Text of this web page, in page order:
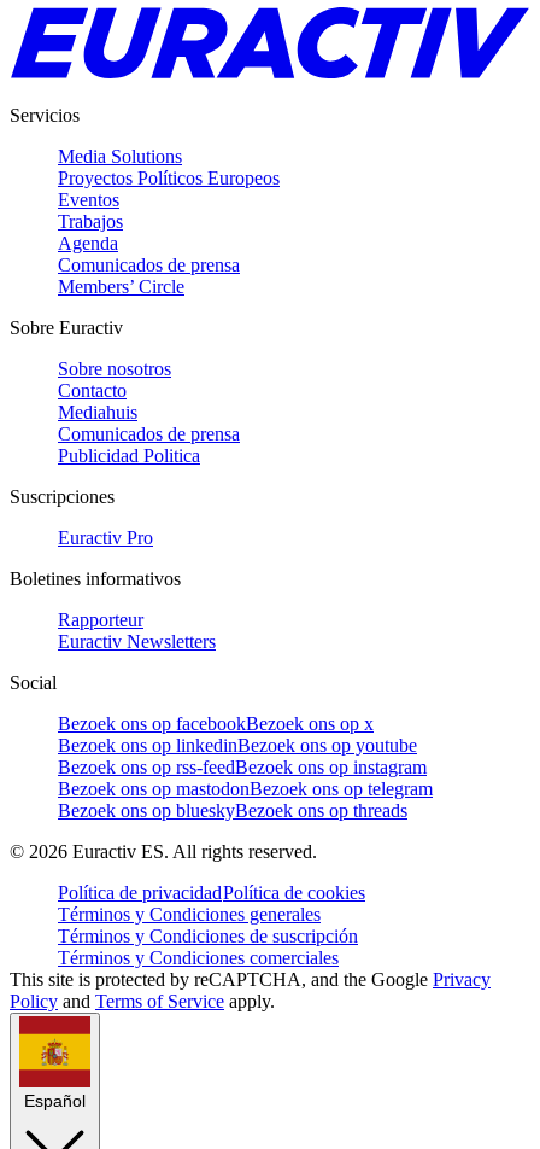
Servicios
Media Solutions
Proyectos Políticos Europeos
Eventos
Trabajos
Agenda
Comunicados de prensa
Members’ Circle
Sobre Euractiv
Sobre nosotros
Contacto
Mediahuis
Comunicados de prensa
Publicidad Politica
Suscripciones
Euractiv Pro
Boletines informativos
Rapporteur
Euractiv Newsletters
Social
Bezoek ons op facebookBezoek ons op x
Bezoek ons op linkedinBezoek ons op youtube
Bezoek ons op rss-feedBezoek ons op instagram
Bezoek ons op mastodonBezoek ons op telegram
Bezoek ons op blueskyBezoek ons op threads
© 2026 Euractiv ES. All rights reserved.
Política de privacidadPolítica de cookies
Términos y Condiciones generales
Términos y Condiciones de suscripción
Términos y Condiciones comerciales
This site is protected by reCAPTCHA, and the Google Privacy
Policy and Terms of Service apply.
Español